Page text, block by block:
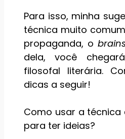
Para isso, minha
técnica muito
propaganda, o
dela, você
filosofal literária.
dicas a seguir!
Como usar a
para ter ideias?